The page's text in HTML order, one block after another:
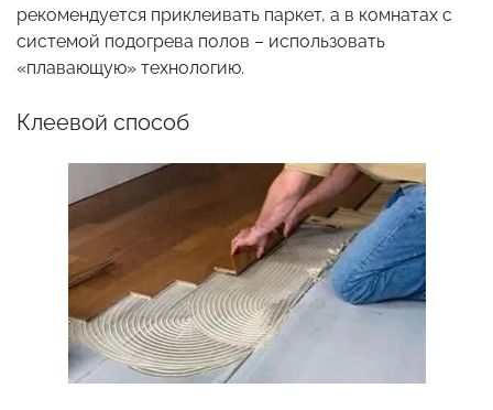
рекомендуется приклеивать паркет, а в комнатах с
системой подогрева полов – использовать
«плавающую» технологию.
Клеевой способ